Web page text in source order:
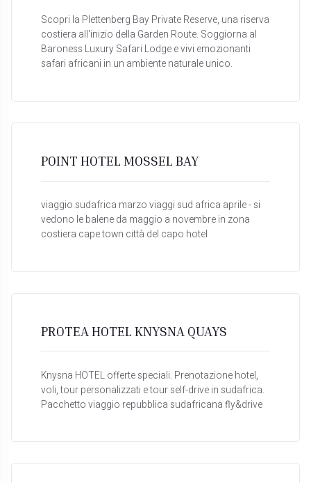
Scopri la Plettenberg Bay Private Reserve, una riserva
costiera all'inizio della Garden Route. Soggiorna al
Baroness Luxury Safari Lodge e vivi emozionanti
safari africani in un ambiente naturale unico.
POINT HOTEL MOSSEL BAY
viaggio sudafrica marzo viaggi sud africa aprile - si
vedono le balene da maggio a novembre in zona
costiera cape town città del capo hotel
PROTEA HOTEL KNYSNA QUAYS
Knysna HOTEL offerte speciali. Prenotazione hotel,
voli, tour personalizzati e tour self-drive in sudafrica.
Pacchetto viaggio repubblica sudafricana fly&drive